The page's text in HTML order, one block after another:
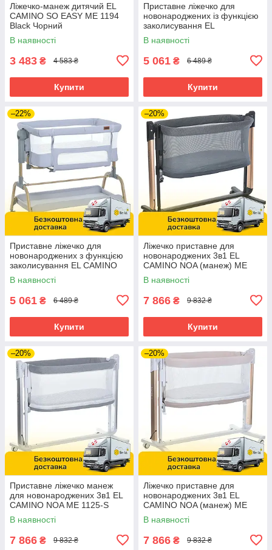
Ліжечко-манеж дитячий EL
CAMINO SO EASY ME 1194
Black Чорний
В наявності
3 483 ₴ 4 583 ₴
Купити
Приставне ліжечко для
новонароджених із функцією
заколисування EL
CAMINO INTENSE ME 1180-
W Taupe Beige Бежеве
В наявності
5 061 ₴ 6 489 ₴
Купити
–22%
Приставне ліжечко для
новонароджених з функцією
заколисування EL CAMINO
INTENSE ME 1180-W Gray
Сірий
В наявності
5 061 ₴ 6 489 ₴
Купити
–20%
Ліжечко приставне для
новонароджених 3в1 EL
CAMINO NOA (манеж) ME
1125-G Dark Gray Темно-
сірий
В наявності
7 866 ₴ 9 832 ₴
Купити
–20%
Приставне ліжечко манеж
для новонароджених 3в1 EL
CAMINO NOA ME 1125-S
Graphite Сірий
В наявності
7 866 ₴ 9 832 ₴
–20%
Ліжечко приставне для
новонароджених 3в1 EL
CAMINO NOA (манеж) ME
1125-G Beige Бежевий
В наявності
7 866 ₴ 9 832 ₴